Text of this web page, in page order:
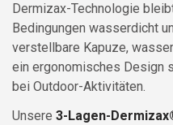
Dermizax-Technologie
Bedingungen wasserdicht
verstellbare Kapuze,
ein ergonomisches Design
bei Outdoor-Aktivitäten.
Unsere 3-Lagen-